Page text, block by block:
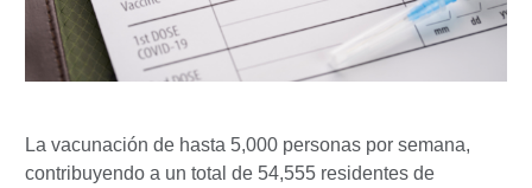
La vacunación de hasta 5,000 personas por semana,
contribuyendo a un total de 54,555 residentes de